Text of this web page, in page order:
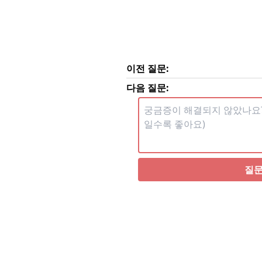
이전 질문:
다음 질문:
질